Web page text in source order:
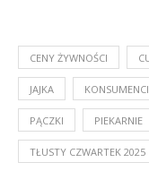
CENY ŻYWNOŚCI
JAJKA KONSUMENCI
PĄCZKI PIEKARNIE
TŁUSTY CZWARTEK 2025